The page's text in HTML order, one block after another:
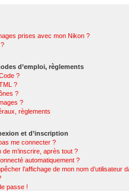
prises avec mon Nikon ?
d’emploi, règlements
?
?
?
?
règlements
et d’inscription
me connecter ?
de m’inscrire, après tout ?
automatiquement ?
l’affichage de mon nom d’utilisateur
passe !